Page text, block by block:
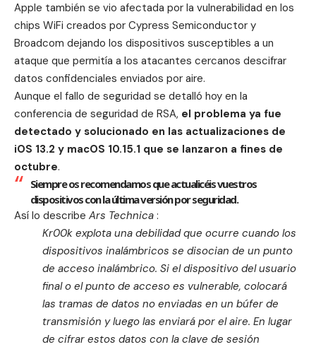
Apple también se vio afectada por la vulnerabilidad en los
chips WiFi creados por Cypress Semiconductor y
Broadcom dejando los dispositivos susceptibles a un
ataque que permitía a los atacantes cercanos descifrar
datos confidenciales enviados por aire.
Aunque el fallo de seguridad se detalló hoy en la
conferencia de seguridad de RSA, el problema ya fue
detectado y solucionado en las actualizaciones de
iOS 13.2 y macOS 10.15.1 que se lanzaron a fines de
octubre.
Siempre os recomendamos que actualicéis vuestros
dispositivos con la última versión por seguridad.
Así lo describe Ars Technica :
Kr00k explota una debilidad que ocurre cuando los
dispositivos inalámbricos se disocian de un punto
de acceso inalámbrico. Si el dispositivo del usuario
final o el punto de acceso es vulnerable, colocará
las tramas de datos no enviadas en un búfer de
transmisión y luego las enviará por el aire. En lugar
de cifrar estos datos con la clave de sesión